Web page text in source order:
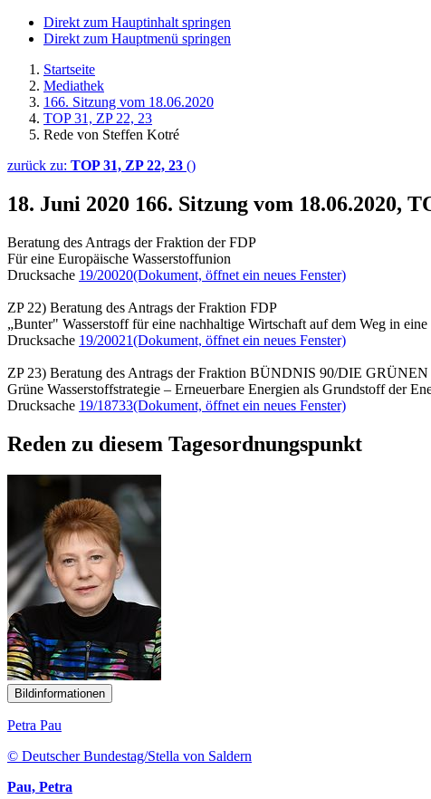
Direkt zum Hauptinhalt springen
Direkt zum Hauptmenü springen
Startseite
Mediathek
166. Sitzung vom 18.06.2020
TOP 31, ZP 22, 23
Rede von Steffen Kotré
zurück zu: TOP 31, ZP 22, 23 ()
18. Juni 2020 166. Sitzung vom 18.06.2020,
Beratung des Antrags der Fraktion der FDP
Für eine Europäische Wasserstoffunion
Drucksache 19/20020(Dokument, öffnet ein neues Fenster)
ZP 22) Beratung des Antrags der Fraktion FDP
„Bunter" Wasserstoff für eine nachhaltige Wirtschaft auf dem Weg in
Drucksache 19/20021(Dokument, öffnet ein neues Fenster)
ZP 23) Beratung des Antrags der Fraktion BÜNDNIS 90/DIE GRÜNEN
Grüne Wasserstoffstrategie – Erneuerbare Energien als Grundstoff der
Drucksache 19/18733(Dokument, öffnet ein neues Fenster)
Reden zu diesem Tagesordnungspunkt
Bildinformationen
Petra Pau
© Deutscher Bundestag/Stella von Saldern
Pau, Petra